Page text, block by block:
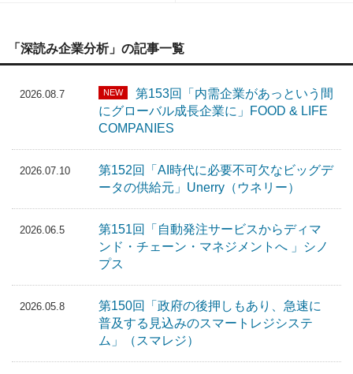
「深読み企業分析」の記事一覧
2026.08.7 NEW
第153回「内需企業があっという間
にグローバル成長企業に」FOOD & LIFE
COMPANIES
2026.07.10
第152回「AI時代に必要不可欠なビッグデ
ータの供給元」Unerry（ウネリー）
2026.06.5
第151回「自動発注サービスからディマ
ンド・チェーン・マネジメントへ 」シノ
プス
2026.05.8
第150回「政府の後押しもあり、急速に
普及する見込みのスマートレジシステ
ム」（スマレジ）